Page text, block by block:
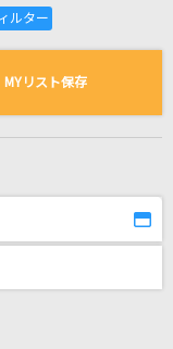
MYリスト保存